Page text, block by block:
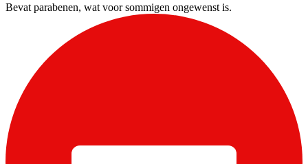
Bevat parabenen, wat voor sommigen ongewenst is.